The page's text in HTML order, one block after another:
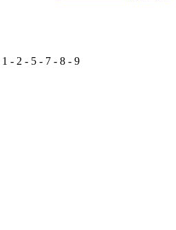
1 - 2 - 5 - 7 - 8 - 9